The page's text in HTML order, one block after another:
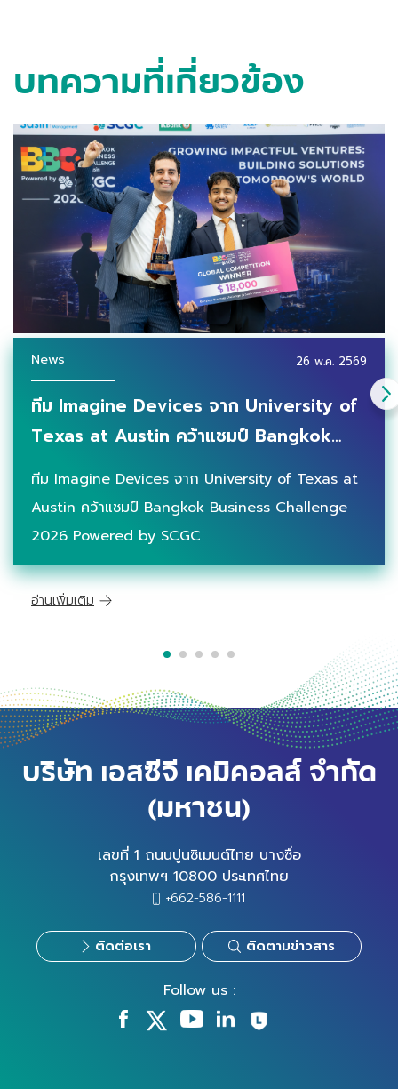
บทความที่เกี่ยวข้อง
News 26 พ.ค. 2569
ทีม Imagine Devices จาก University of
Texas at Austin คว้าแชมป์ Bangkok
Business Challenge 2026 Powered by
SCGC การแข่งขันแผนธุรกิจสตาร์ตอัป มุ่ง
ผลักดันนวัตกรรมใหม่เพื่อโลกอนาคต
ทีม Imagine Devices จาก University of Texas at
Austin คว้าแชมป์ Bangkok Business Challenge
2026 Powered by SCGC
อ่านเพิ่มเติม
บริษัท เอสซีจี เคมิคอลส์ จำกัด
(มหาชน)
เลขที่ 1 ถนนปูนซิเมนต์ไทย บางซื่อ
กรุงเทพฯ 10800 ประเทศไทย
+662-586-1111
ติดต่อเรา ติดตามข่าวสาร
Follow us :